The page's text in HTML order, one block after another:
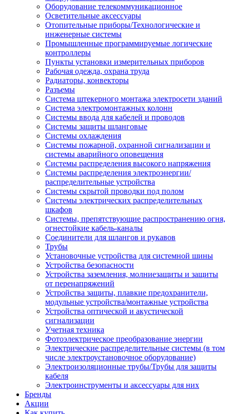
Оборудование телекоммуникационное
Осветительные аксессуары
Отопительные приборы/Технологические и
инженерные системы
Промышленные программируемые логические
контроллеры
Пункты установки измерительных приборов
Рабочая одежда, охрана труда
Радиаторы, конвекторы
Разъемы
Система штекерного монтажа электросети зданий
Система электромонтажных колонн
Системы ввода для кабелей и проводов
Системы защиты шланговые
Системы охлаждения
Системы пожарной, охранной сигнализации и
системы аварийного оповещения
Системы распределения высокого напряжения
Системы распределения электроэнергии/
распределительные устройства
Системы скрытой проводки под полом
Системы электрических распределительных
шкафов
Системы, препятствующие распространению огня,
огнестойкие кабель-каналы
Соединители для шлангов и рукавов
Трубы
Установочные устройства для системной шины
Устройства безопасности
Устройства заземления, молниезащиты и защиты
от перенапряжений
Устройства защиты, плавкие предохранители,
модульные устройства/монтажные устройства
Устройства оптической и акустической
сигнализации
Учетная техника
Фотоэлектрическое преобразование энергии
Электрические распределительные системы (в том
числе электроустановочное оборудование)
Электроизоляционные трубы/Трубы для защиты
кабеля
Электроинструменты и аксессуары для них
Бренды
Акции